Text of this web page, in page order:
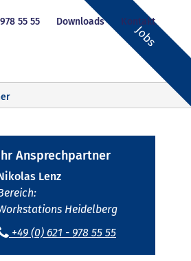
Jobs
55 55 Downloads Kontakt
Ansprechpartner
Lenz
Heidelberg
+49 (0) 621 - 978 55 55